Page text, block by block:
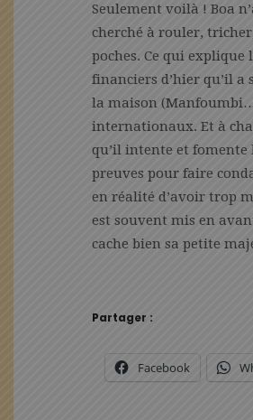
Seulement voilà ! Boa
cherché à rouler,
poches. Ce qui explique
financiers d’hier qu’il
la maison
internationaux. Et à
qu’il intente et
preuves pour faire
en réalité d’avoir trop
est souvent mis en
cache bien sa petite
Partager :
Facebook